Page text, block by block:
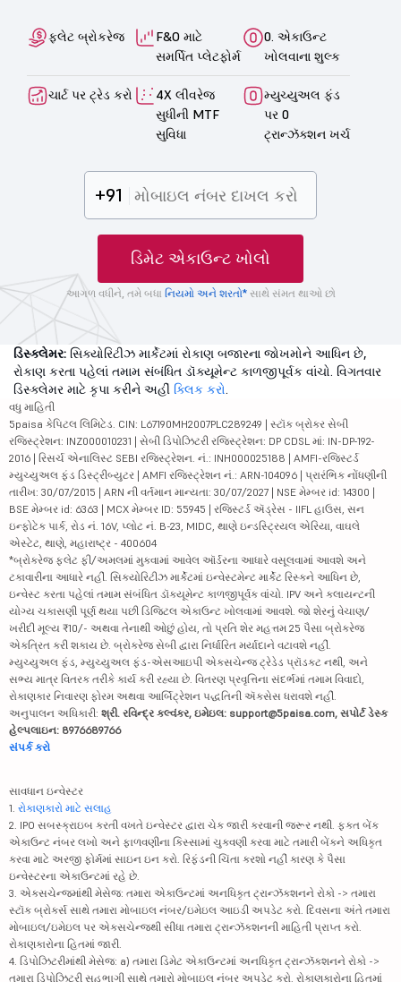
ફ્લેટ બ્રોકરેજ
F&O માટે
સમર્પિત પ્લેટફોર્મ
0. એકાઉન્ટ
ખોલવાના શુલ્ક
ચાર્ટ પર ટ્રેડ કરો
4X લીવરેજ
સુધીની MTF
સુવિધા
મ્યુચ્યુઅલ ફંડ
પર 0
ટ્રાન્ઝૅક્શન ખર્ચ
+91
ડિમેટ એકાઉન્ટ ખોલો
આગળ વધીને, તમે બધા નિયમો અને શરતો*સાથે સંમત થાઓ છો
ડિસ્ક્લેમર: સિક્યોરિટીઝ માર્કેટમાં રોકાણ બજારના જોખમોને આધિન છે,
રોકાણ કરતા પહેલાં તમામ સંબંધિત ડૉક્યૂમેન્ટ કાળજીપૂર્વક વાંચો. વિગતવાર
ડિસ્ક્લેમર માટે કૃપા કરીને અહીં ક્લિક કરો.
વધુ માહિતી
5paisa કેપિટલ લિમિટેડ. CIN: L67190MH2007PLC289249 | સ્ટૉક બ્રોકર સેબી
રજિસ્ટ્રેશન: INZ000010231 | સેબી ડિપોઝિટરી રજિસ્ટ્રેશન: DP CDSL માં: IN-DP-192-
2016 | રિસર્ચ એનાલિસ્ટ SEBI રજિસ્ટ્રેશન. નં.: INH000025188 | AMFI-રજિસ્ટર્ડ
મ્યુચ્યુઅલ ફંડ ડિસ્ટ્રીબ્યુટર | AMFI રજિસ્ટ્રેશન નં.: ARN-104096 | પ્રારંભિક નોંધણીની
તારીખ: 30/07/2015 | ARN ની વર્તમાન માન્યતા: 30/07/2027 | NSE મેમ્બર id: 14300 |
BSE મેમ્બર id: 6363 | MCX મેમ્બર ID: 55945 | રજિસ્ટર્ડ ઍડ્રેસ - IIFL હાઉસ, સન
ઇન્ફોટેક પાર્ક, રોડ નં. 16V, પ્લોટ નં. B-23, MIDC, થાણે ઇન્ડસ્ટ્રિયલ એરિયા, વાઘલે
એસ્ટેટ, થાણે, મહારાષ્ટ્ર - 400604
*બ્રોકરેજ ફ્લેટ ફી/અમલમાં મુકવામાં આવેલ ઑર્ડરના આધારે વસૂલવામાં આવશે અને
ટકાવારીના આધારે નહીં. સિક્યોરિટીઝ માર્કેટમાં ઇન્વેસ્ટમેન્ટ માર્કેટ રિસ્કને આધિન છે,
ઇન્વેસ્ટ કરતા પહેલાં તમામ સંબંધિત ડૉક્યૂમેન્ટ કાળજીપૂર્વક વાંચો. IPV અને ક્લાયન્ટની
યોગ્ય ચકાસણી પૂર્ણ થયા પછી ડિજિટલ એકાઉન્ટ ખોલવામાં આવશે. જો શેરનું વેચાણ/
ખરીદી મૂલ્ય ₹10/- અથવા તેનાથી ઓછું હોય, તો પ્રતિ શેર મહત્તમ 25 પૈસા બ્રોકરેજ
એકત્રિત કરી શકાય છે. બ્રોકરેજ સેબી દ્વારા નિર્ધારિત મર્યાદાને વટાવશે નહીં.
મ્યુચ્યુઅલ ફંડ, મ્યુચ્યુઅલ ફંડ-એસઆઇપી એક્સચેન્જ ટ્રેડેડ પ્રૉડક્ટ નથી, અને
સભ્ય માત્ર વિતરક તરીકે કાર્ય કરી રહ્યા છે. વિતરણ પ્રવૃત્તિના સંદર્ભમાં તમામ વિવાદો,
રોકાણકાર નિવારણ ફોરમ અથવા આર્બિટ્રેશન પદ્ધતિની ઍક્સેસ ધરાવશે નહીં.
અનુપાલન અધિકારી: શ્રી. રવિન્દ્ર કલ્વંકર, ઇમેઇલ: support@5paisa.com, સપોર્ટ ડેસ્ક
હેલ્પલાઇન: 8976689766
સંપર્ક કરો
સાવધાન ઇન્વેસ્ટર
1. રોકાણકારો માટે સલાહ
2. IPO સબસ્ક્રાઇબ કરતી વખતે ઇન્વેસ્ટર દ્વારા ચેક જારી કરવાની જરૂર નથી. ફક્ત બેંક
એકાઉન્ટ નંબર લખો અને ફાળવણીના કિસ્સામાં ચુકવણી કરવા માટે તમારી બેંકને અધિકૃત
કરવા માટે અરજી ફોર્મમાં સાઇન ઇન કરો. રિફંડની ચિંતા કરશો નહીં કારણ કે પૈસા
ઇન્વેસ્ટરના એકાઉન્ટમાં રહે છે.
3. એક્સચેન્જમાંથી મેસેજ: તમારા એકાઉન્ટમાં અનધિકૃત ટ્રાન્ઝૅક્શનને રોકો -> તમારા
સ્ટૉક બ્રોકર્સ સાથે તમારા મોબાઇલ નંબર/ઇમેઇલ આઇડી અપડેટ કરો. દિવસના અંતે તમારા
મોબાઇલ/ઇમેઇલ પર એક્સચેન્જથી સીધા તમારા ટ્રાન્ઝૅક્શનની માહિતી પ્રાપ્ત કરો.
રોકાણકારોના હિતમાં જારી.
4. ડિપોઝિટરીમાંથી મેસેજ: a) તમારા ડિમેટ એકાઉન્ટમાં અનધિકૃત ટ્રાન્ઝૅક્શનને રોકો ->
તમારા ડિપોઝિટરી સહભાગી સાથે તમારો મોબાઇલ નંબર અપડેટ કરો. રોકાણકારોના હિતમાં